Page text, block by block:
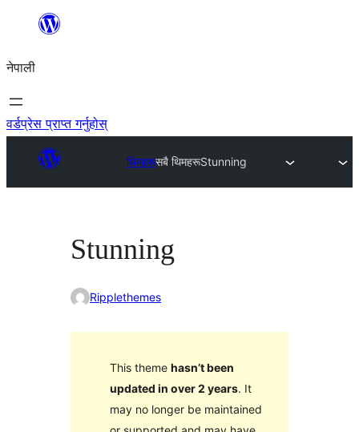
सामग्रीमा
नेपाली
वर्डप्रेस प्राप्त गर्नुहोस्
थिमहरूसबै थिमहरूStunning
Stunning
Ripplethemes
This theme hasn’t been
updated in over 2 years. It
may no longer be maintained